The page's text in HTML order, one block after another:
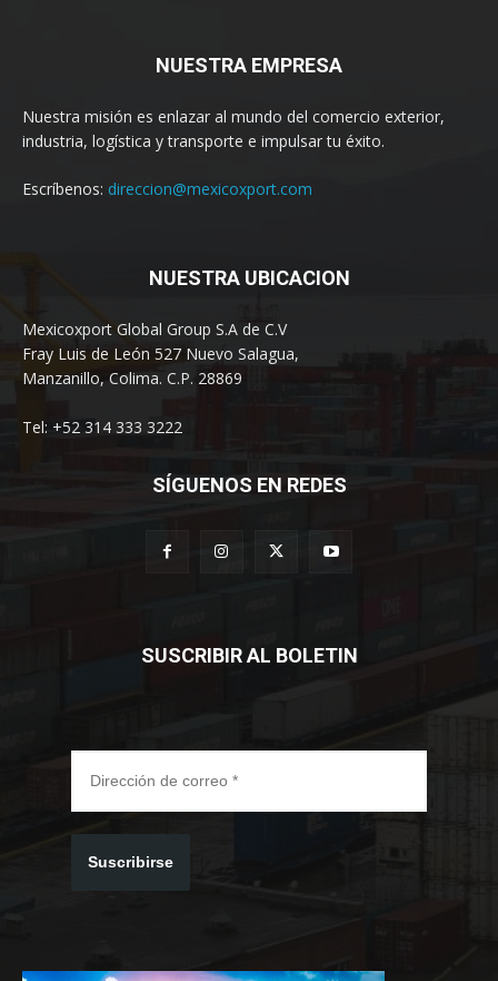
NUESTRA EMPRESA
Nuestra misión es enlazar al mundo del comercio exterior,
industria, logística y transporte e impulsar tu éxito.
Escríbenos: direccion@mexicoxport.com
NUESTRA UBICACION
Mexicoxport Global Group S.A de C.V
Fray Luis de León 527 Nuevo Salagua,
Manzanillo, Colima. C.P. 28869
Tel: +52 314 333 3222
SÍGUENOS EN REDES
SUSCRIBIR AL BOLETIN
Suscribirse